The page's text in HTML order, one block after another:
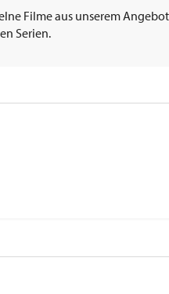
Filme aus unserem
Serien.